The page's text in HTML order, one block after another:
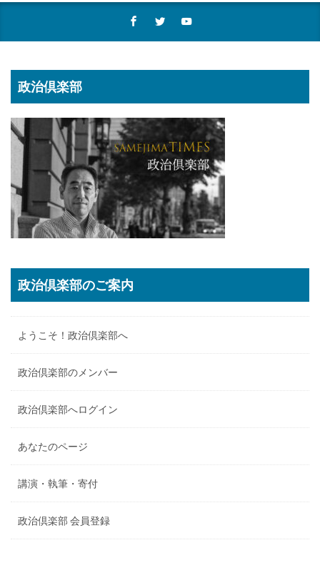
政治倶楽部
政治倶楽部のご案内
ようこそ！政治倶楽部へ
政治倶楽部のメンバー
政治倶楽部へログイン
あなたのページ
講演・執筆・寄付
政治倶楽部 会員登録